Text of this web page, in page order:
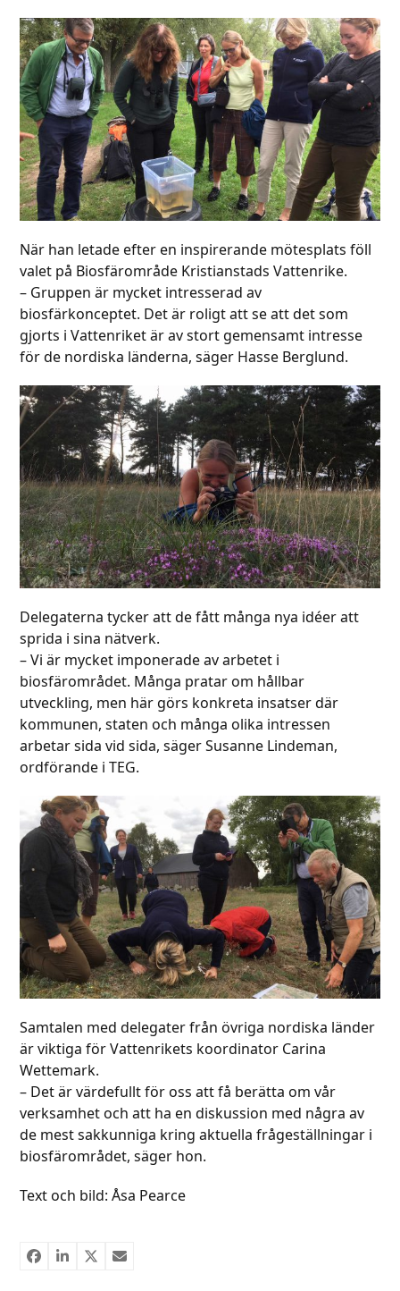
När han letade efter en inspirerande mötesplats föll
valet på Biosfärområde Kristianstads Vattenrike.
– Gruppen är mycket intresserad av
biosfärkonceptet. Det är roligt att se att det som
gjorts i Vattenriket är av stort gemensamt intresse
för de nordiska länderna, säger Hasse Berglund.
Delegaterna tycker att de fått många nya idéer att
sprida i sina nätverk.
– Vi är mycket imponerade av arbetet i
biosfärområdet. Många pratar om hållbar
utveckling, men här görs konkreta insatser där
kommunen, staten och många olika intressen
arbetar sida vid sida, säger Susanne Lindeman,
ordförande i TEG.
Samtalen med delegater från övriga nordiska länder
är viktiga för Vattenrikets koordinator Carina
Wettemark.
– Det är värdefullt för oss att få berätta om vår
verksamhet och att ha en diskussion med några av
de mest sakkunniga kring aktuella frågeställningar i
biosfärområdet, säger hon.
Text och bild: Åsa Pearce